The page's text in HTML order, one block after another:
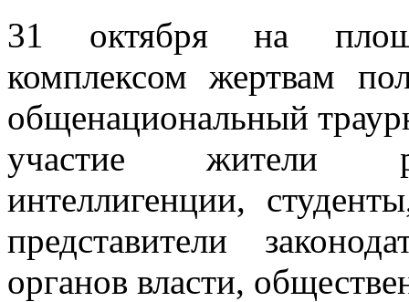
31 октября на
комплексом жертвам
общенациональный
участие жители
интеллигенции,
представители
органов власти,